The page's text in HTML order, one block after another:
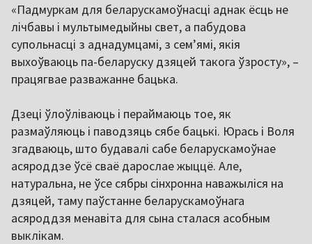
«Падмуркам для беларускамоўнасці аднак ёсць не
лічбавы і мультымедыйны свет, а пабудова
супольнасці з аднадумцамі, з семʼямі, якія
выхоўваюць па-беларуску дзяцей такога ўзросту», –
працягвае разважанне бацька.
Дзеці ўлоўліваюць і пераймаюць тое, як
размаўляюць і паводзяць сябе бацькі. Юрась і Воля
згадваюць, што будавалі сабе беларускамоўнае
асяроддзе ўсё сваё дарослае жыццё. Але,
натуральна, не ўсе сябры сінхронна наважыліся на
дзяцей, таму паўстанне беларускамоўнага
асяроддзя менавіта для сына сталася асобным
выклікам.